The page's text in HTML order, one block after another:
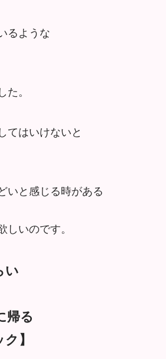
るような
た。
てはいけないと
いと感じる時がある
しいのです。
い
帰る
】